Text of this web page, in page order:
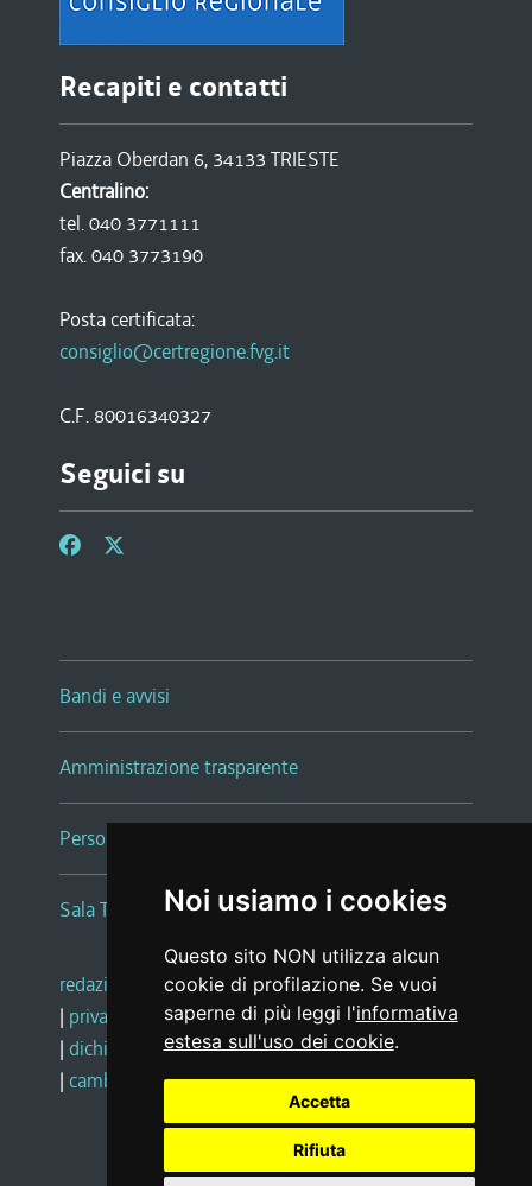
Noi usiamo i cookies
Questo sito NON utilizza alcun
cookie di profilazione. Se vuoi
saperne di più leggi l'informativa
estesa sull'uso dei cookie.
Accetta
Rifiuta
Recapiti e contatti
Piazza Oberdan 6, 34133 TRIESTE
Centralino:
tel. 040 3771111
fax. 040 3773190
Posta certificata:
consiglio@certregione.fvg.it
C.F. 80016340327
Seguici su
Bandi e avvisi
Amministrazione trasparente
Persone e Uffici
Sala Tiziano Tessitori
redazione web |note legali |glossario
| privacy
social media policy
| dichiarazione di accessibilità |feedback
| cambio preferenze cookie
Realizzato da